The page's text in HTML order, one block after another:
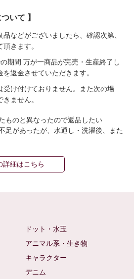
いて 】
などがございましたら、確認次第、
きます。
期間 万が一商品が完売・生産終了し
返金させていただきます。
受け付けておりません。また次の場
ません。
ものと異なったので返品したい
足があったが、水通し・洗濯後、また
詳細はこちら
ドット・水玉
アニマル系・生き物
キャラクター
デニム